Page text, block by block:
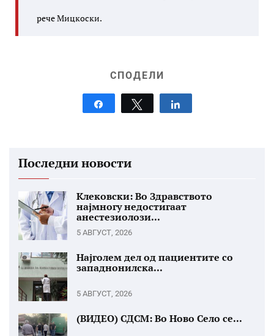
рече Мицкоски.
СПОДЕЛИ
Tweet
Последни новости
Клековски: Во Здравството
најмногу недостигаат
анестезиолози...
5 АВГУСТ, 2026
Најголем дел од пациентите со
западнонилска...
5 АВГУСТ, 2026
(ВИДЕО) СДСМ: Во Ново Село се...